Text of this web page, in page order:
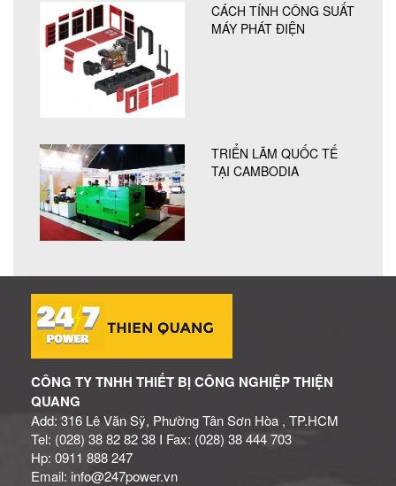
CÁCH TÍNH CÔNG SUẤT
MÁY PHÁT ĐIỆN
TRIỂN LÃM QUỐC TẾ
TẠI CAMBODIA
CÔNG TY TNHH THIẾT BỊ CÔNG NGHIỆP THIỆN
QUANG
Add: 316 Lê Văn Sỹ, Phường Tân Sơn Hòa , TP.HCM
Tel: (028) 38 82 82 38 I Fax: (028) 38 444 703
Hp: 0911 888 247
Email: info@247power.vn